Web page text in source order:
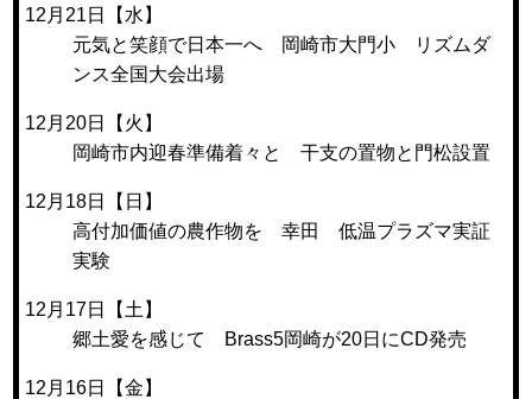
12月21日【水】
元気と笑顔で日本一へ 岡崎市大門小 リズムダ
ンス全国大会出場
12月20日【火】
岡崎市内迎春準備着々と 干支の置物と門松設置
12月18日【日】
高付加価値の農作物を 幸田 低温プラズマ実証
実験
12月17日【土】
郷土愛を感じて Brass5岡崎が20日にCD発売
12月16日【金】